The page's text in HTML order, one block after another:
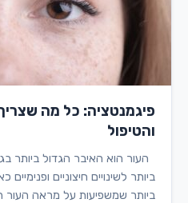
פיגמנטציה: כל מה
והטיפול
העור הוא האיבר הגדול ביותר
ביותר לשינויים חיצוניים
ביותר שמשפיעות על מראה העור